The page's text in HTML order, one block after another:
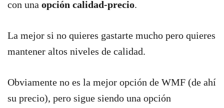
con una opción calidad-precio.
La mejor si no quieres gastarte mucho pero quieres
mantener altos niveles de calidad.
Obviamente no es la mejor opción de WMF (de ahí
su precio), pero sigue siendo una opción